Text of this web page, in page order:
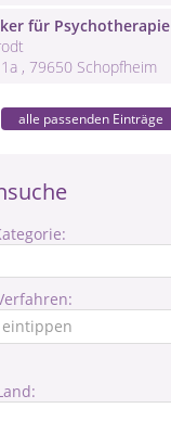
für Psychotherapie
, 79650 Schopfheim
alle passenden Einträge